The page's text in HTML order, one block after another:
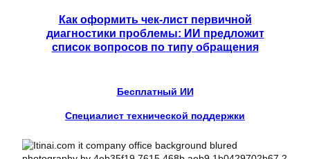
Как оформить чек-лист первичной
диагностики проблемы: ИИ предложит
список вопросов по типу обращения
Бесплатный ИИ
Специалист технической поддержки